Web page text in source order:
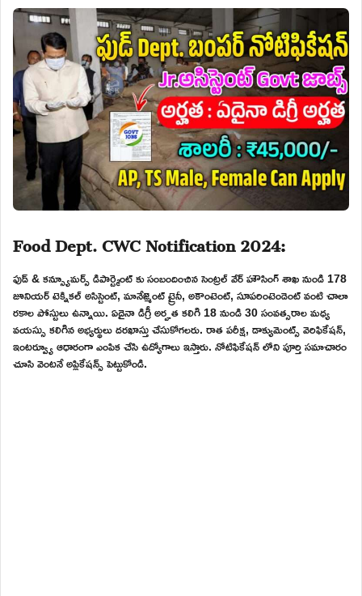
Food Dept. CWC Notification 2024:
ఫుడ్ & కన్స్యూమర్స్ డిపార్ట్మెంట్ కు సంబందించిన సెంట్రల్ వేర్ హౌసింగ్ శాఖ నుండి 178
జూనియర్ టెక్నికల్ అసిస్టెంట్, మానేజ్మెంట్ ట్రైనీ, అకౌంటెంట్, సూపరింటెండెంట్ వంటి చాలా
రకాల పోస్టులు ఉన్నాయి. ఏదైనా డిగ్రీ అర్హత కలిగి 18 నుండి 30 సంవత్సరాల మధ్య
వయస్సు కలిగిన అభ్యర్థులు దరఖాస్తు చేసుకోగలరు. రాత పరీక్ష, డాక్యుమెంట్స్ వెరిఫికేషన్,
ఇంటర్వ్యూ ఆధారంగా ఎంపిక చేసి ఉద్యోగాలు ఇస్తారు. నోటిఫికేషన్ లోని పూర్తి సమాచారం
చూసి వెంటనే అప్లికేషన్స్ పెట్టుకోండి.